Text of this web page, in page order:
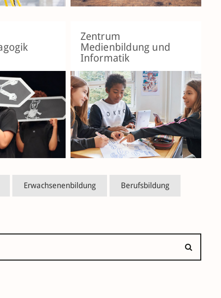
Zentrum
Medienbildung und
Informatik
Erwachsenenbildung Berufsbildung